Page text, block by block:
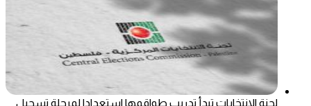
لجنة الانتخابات تبدأ تدريب طواقمها استعدادا لمرحلة تسجيل